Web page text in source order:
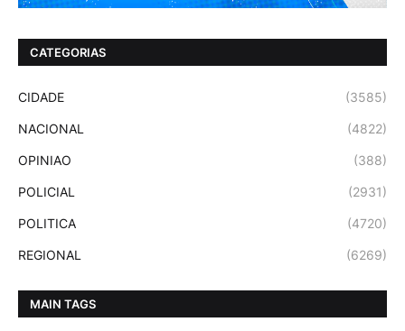
CATEGORIAS
CIDADE (3585)
NACIONAL (4822)
OPINIAO (388)
POLICIAL (2931)
POLITICA (4720)
REGIONAL (6269)
MAIN TAGS